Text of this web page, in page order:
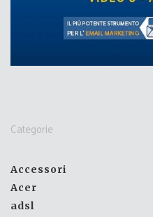
Categorie
Accessori
Acer
adsl